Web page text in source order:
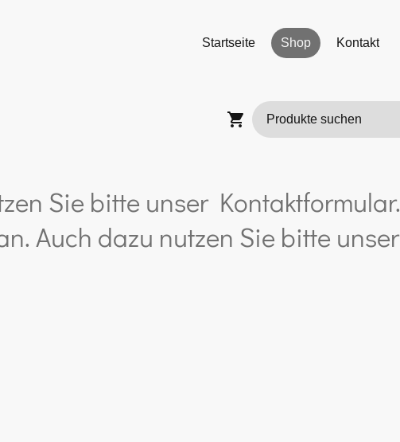
Startseite Shop Kontakt
Sie bitte unser Kontaktformular.
Auch dazu nutzen Sie bitte unser